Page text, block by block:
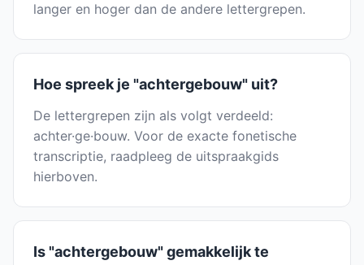
langer en hoger dan de andere lettergrepen.
Hoe spreek je "achtergebouw" uit?
De lettergrepen zijn als volgt verdeeld:
achter·ge·bouw. Voor de exacte fonetische
transcriptie, raadpleeg de uitspraakgids
hierboven.
Is "achtergebouw" gemakkelijk te